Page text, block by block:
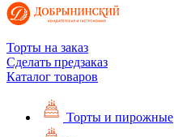
Торты на заказ
Сделать предзаказ
Каталог товаров
Торты и пирожные